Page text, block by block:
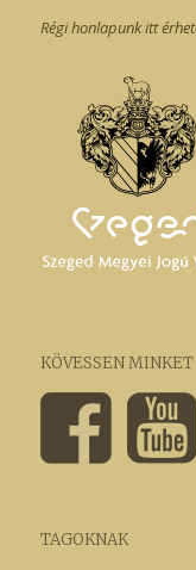
Régi honlapunk itt
KÖVESSEN MINKET
TAGOKNAK